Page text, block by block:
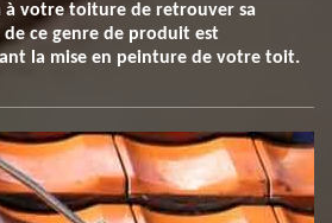
à votre toiture de retrouver sa
de ce genre de produit est
la mise en peinture de votre toit.